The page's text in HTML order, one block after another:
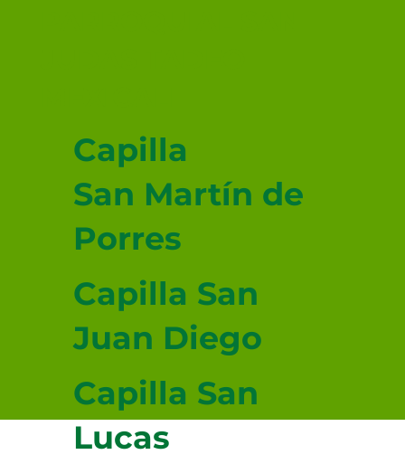
Capilla
San Martín de
Porres
Capilla San
Juan Diego
Capilla San
Lucas